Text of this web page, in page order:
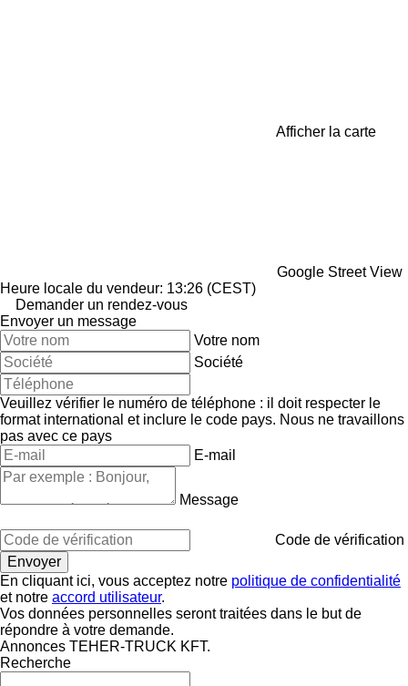
Afficher la carte
Google Street View
Heure locale du vendeur: 13:26 (CEST)
Demander un rendez-vous
Envoyer un message
Votre nom
Société
Veuillez vérifier le numéro de téléphone : il doit respecter le
format international et inclure le code pays. Nous ne travaillons
pas avec ce pays
E-mail
Message
Code de vérification
En cliquant ici, vous acceptez notre politique de confidentialité
et notre accord utilisateur.
Vos données personnelles seront traitées dans le but de
répondre à votre demande.
Annonces TEHER-TRUCK KFT.
Recherche